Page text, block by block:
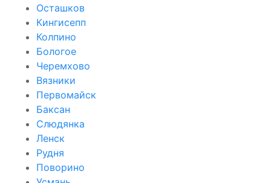
Осташков
Кингисепп
Колпино
Бологое
Черемхово
Вязники
Первомайск
Баксан
Слюдянка
Ленск
Рудня
Поворино